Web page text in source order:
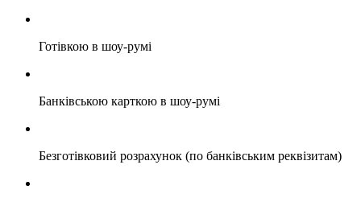
Готівкою в шоу-румі
Банківською карткою в шоу-румі
Безготівковий розрахунок (по банківським реквізитам)